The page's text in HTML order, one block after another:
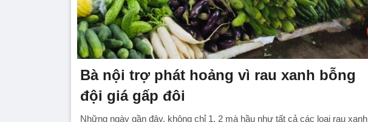
Bà nội trợ phát hoảng vì rau xanh bỗng
đội giá gấp đôi
Những ngày gần đây, không chỉ 1, 2 mà hầu như tất cả các loại rau xanh